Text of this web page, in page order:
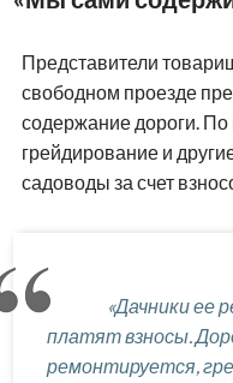
Представители
свободном проезде
содержание дороги. По
грейдирование и
садоводы за счет
«Дачники ее
платят взносы.
ремонтируется,